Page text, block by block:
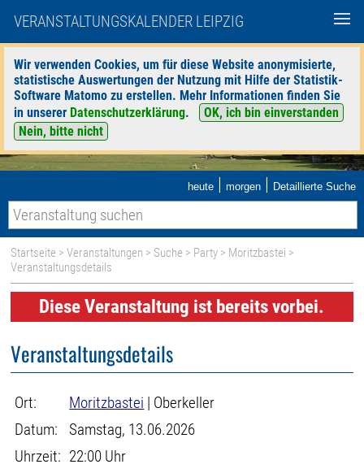
VERANSTALTUNGSKALENDER LEIPZIG
Wir verwenden Cookies, um für diese Website anonymisierte,
statistische Auswertungen der Nutzung mit Hilfe der Statistik-
Software Matomo zu erstellen. Mehr Informationen finden Sie
in unserer Datenschutzerklärung.
OK, ich bin einverstanden
Nein, bitte nicht
heute | morgen | Detaillierte Suche
Startseite >Veranstaltungen > Suche > Party > Moritzbastei >
Veranstaltungsdetails
Diese Veranstaltung ist bereits vorbei.
Veranstaltungsdetails
Ort: Moritzbastei | Oberkeller
Datum:
Samstag, 13.06.2026
Uhrzeit: 22:00 Uhr